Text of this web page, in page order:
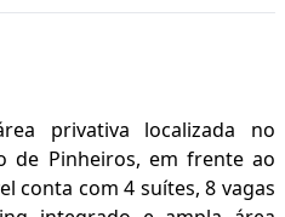
privativa localizada no
de Pinheiros, em frente ao
conta com 4 suítes, 8 vagas